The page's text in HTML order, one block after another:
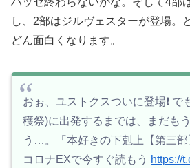
し、2部はジルヴェスターが登場。
どん面白くなります。
おぉ、ユストクスついに登場❗️ で
穫祭)に出発するまでは、まだも
う…。「本好きの下剋上【第三部
コロナEXで今すぐ読もう https://